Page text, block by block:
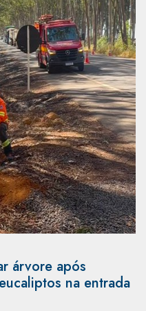
árvore após
na entrada